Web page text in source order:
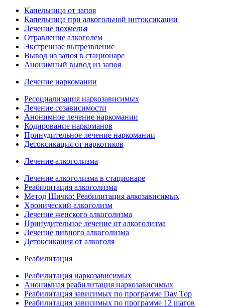
Капельница от запоя
Капельница при алкогольной интоксикации
Лечение похмелья
Отравление алкоголем
Экстренное вытрезвление
Вывод из запоя в стационаре
Анонимный вывод из запоя
Лечение наркомании
Ресоциализация наркозависимых
Лечение созависимости
Анонимное лечение наркомании
Кодирование наркоманов
Принудительное лечение наркомании
Детоксикация от наркотиков
Лечение алкоголизма
Лечение алкоголизма в стационаре
Реабилитация алкоголизма
Метод Шичко: Реабилитация алкозависимых
Хронический алкоголизм
Лечение женского алкоголизма
Принудительное лечение от алкоголизма
Лечение пивного алкоголизма
Детоксикация от алкоголя
Реабилитация
Реабилитация наркозависимых
Анонимная реабилитация наркозависимых
Реабилитация зависимых по программе Day Top
Реабилитация зависимых по программе 12 шагов